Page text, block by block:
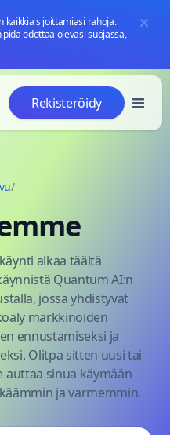
kaikkia sijoittamiasi rahoja.
odottaa olevasi suojassa,
Rekisteröidy
/
alkaa täältä
Quantum AI:n
jossa yhdistyvät
markkinoiden
ennustamiseksi ja
Olitpa sitten uusi tai
sinua käymään
ja varmemmin.